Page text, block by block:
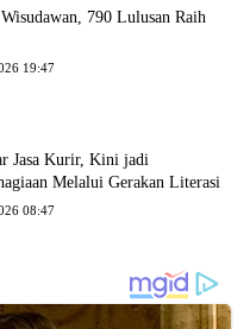
790 Lulusan Raih
19:47
Jasa Kurir, Kini jadi
Melalui Gerakan Literasi
08:47